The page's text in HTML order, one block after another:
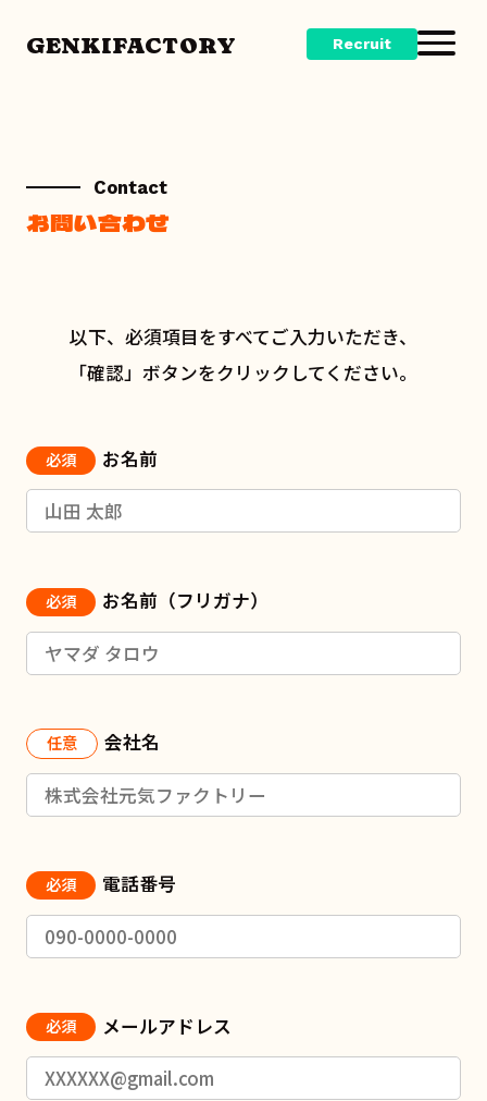
GENKIFACTORY Recruit
Contact
お問い合わせ
以下、必須項目をすべてご入力いただき、
「確認」ボタンをクリックしてください。
必須 お名前
必須 お名前（フリガナ）
任意 会社名
必須 電話番号
必須 メールアドレス